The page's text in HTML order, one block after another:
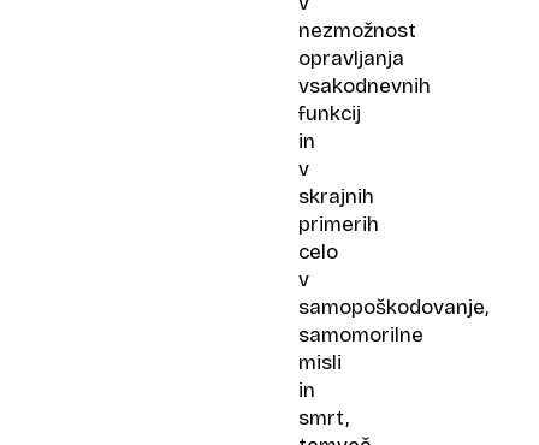
nezmožnost
opravljanja
vsakodnevnih
funkcij
in
v
skrajnih
primerih
celo
v
samopoškodovanje,
samomorilne
misli
in
smrt,